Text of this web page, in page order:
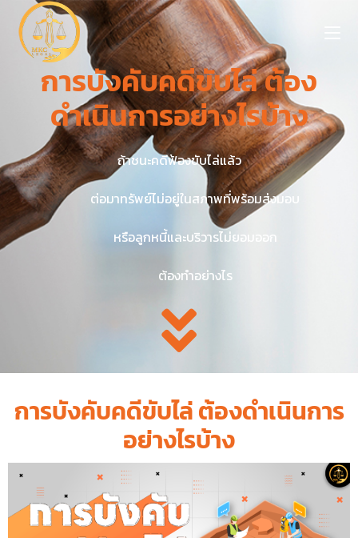
การบังคับคดีขับไล่ ต้อง
ดำเนินการอย่างไรบ้าง
ถ้าชนะคดีฟ้องขับไล่แล้ว
ต่อมาทรัพย์ไม่อยู่ในสภาพที่พร้อมส่งมอบ
หรือลูกหนี้และบริวารไม่ยอมออก
ต้องทำอย่างไร
การบังคับคดีขับไล่ ต้องดำเนินการ
อย่างไรบ้าง